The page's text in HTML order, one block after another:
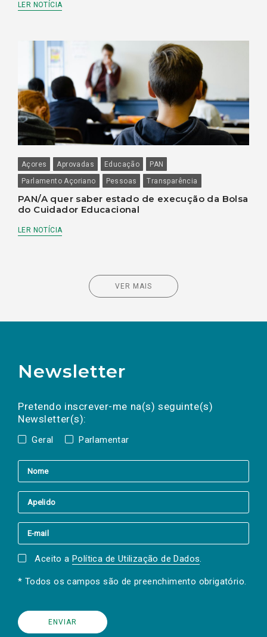
LER NOTÍCIA
Açores Aprovadas Educação
PAN
Parlamento Açoriano
Pessoas Transparência
PAN/A quer saber estado de execução da Bolsa
do Cuidador Educacional
LER NOTÍCIA
VER MAIS
Newsletter
Pretendo inscrever-me na(s) seguinte(s)
Newsletter(s):
Geral Parlamentar
a(s) newsletter(s).
mail
Aceito a Política de Utilização de Dados.
* Todos os campos são de preenchimento obrigatório.